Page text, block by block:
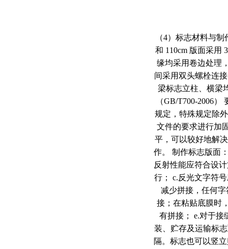
（4）标志材料与
和 110cm 版面采用
缘均采用卷边处理
间采用双头螺栓连
梁标志立柱、横梁
（GB/T700-2006
规定，特殊规定除
文件的要求进行加
平，可以较好地解
作。 制作标志版面
反射性能应符合设
行； c.反光文字符
减少拼接，任何
接；在粘贴底膜时
有拼接； e.对于接
装、贮存及运输标
隔。标志也可以竖